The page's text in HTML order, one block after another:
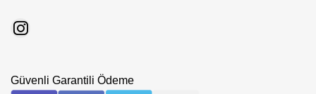
Güvenli Garantili Ödeme